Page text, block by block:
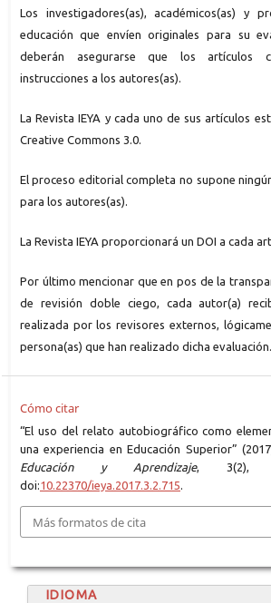
Los investigadores(as), académicos(as) y
educación que envíen originales para su
deberán asegurarse que los artículos
instrucciones a los autores(as).
La Revista IEYA y cada uno de sus artículos
Creative Commons 3.0.
El proceso editorial completa no supone
para los autores(as).
La Revista IEYA proporcionará un DOI a cada
Por último mencionar que en pos de la
de revisión doble ciego, cada autor(a)
realizada por los revisores externos,
persona(as) que han realizado dicha evaluación.
Cómo citar
“El uso del relato autobiográfico como
una experiencia en Educación Superior”
Educación y Aprendizaje, 3(2),
doi:10.22370/ieya.2017.3.2.715.
Más formatos de cita
IDIOMA